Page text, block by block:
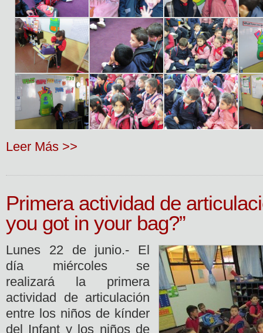
Leer Más >>
Primera actividad de
you got in your bag?”
Lunes 22 de junio.- El
día miércoles se
realizará la primera
actividad de articulación
entre los niños de kínder
del Infant y los niños de